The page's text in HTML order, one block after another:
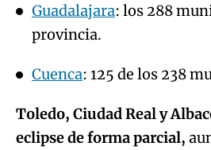
Guadalajara: los 288
provincia.
Cuenca: 125 de los 238
Toledo, Ciudad Real y
eclipse de forma parcial,